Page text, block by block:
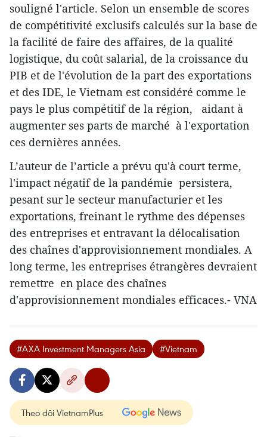
souligné l'article. Selon un ensemble de scores
de compétitivité exclusifs calculés sur la base de
la facilité de faire des affaires, de la qualité
logistique, du coût salarial, de la croissance du
PIB et de l'évolution de la part des exportations
et des IDE, le Vietnam est considéré comme le
pays le plus compétitif de la région, aidant à
augmenter ses parts de marché à l'exportation
ces dernières années.
L’auteur de l’article a prévu qu'à court terme,
l'impact négatif de la pandémie persistera,
pesant sur le secteur manufacturier et les
exportations, freinant le rythme des dépenses
des entreprises et entravant la délocalisation
des chaînes d'approvisionnement mondiales. A
long terme, les entreprises étrangères devraient
remettre en place des chaînes
d'approvisionnement mondiales efficaces.- VNA
#AXA Investment Managers Asia #Vietnam
Theo dõi VietnamPlus